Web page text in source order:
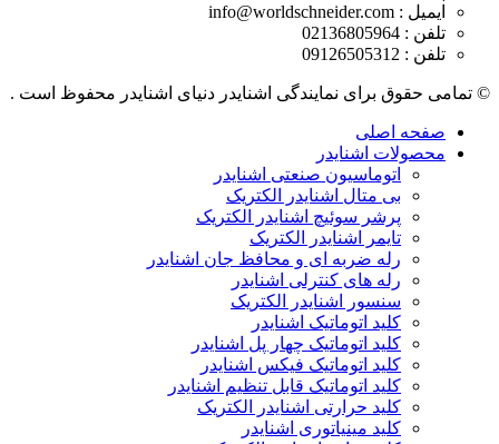
ایمیل : info@worldschneider.com
تلفن : 02136805964
تلفن : 09126505312
© تمامی حقوق برای نمایندگی اشنایدر دنیای اشنایدر محفوظ است .
صفحه اصلی
محصولات اشنایدر
اتوماسیون صنعتی اشنایدر
بی متال اشنایدر الکتریک
پرشر سوئیچ اشنایدر الکتریک
تایمر اشنایدر الکتریک
رله ضربه ای و محافظ جان اشنایدر
رله های کنترلی اشنایدر
سنسور اشنایدر الکتریک
کلید اتوماتیک اشنایدر
کلید اتوماتیک چهار پل اشنایدر
کلید اتوماتیک فیکس اشنایدر
کلید اتوماتیک قابل تنظیم اشنایدر
کلید حرارتی اشنایدر الکتریک
کلید مينياتوری اشنایدر